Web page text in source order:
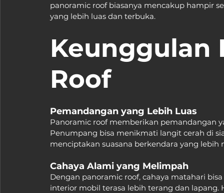
panoramic roof biasanya mencakup hampir
yang lebih luas dan terbuka.
Keunggulan
Roof
Pemandangan yang Lebih Luas
Panoramic roof memberikan pemandangan
Penumpang bisa menikmati langit cerah di
menciptakan suasana berkendara yang lebih
Cahaya Alami yang Melimpah
Dengan panoramic roof, cahaya matahari
interior mobil terasa lebih terang dan